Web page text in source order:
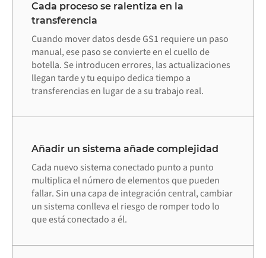
Cada proceso se ralentiza en la
transferencia
Cuando mover datos desde GS1 requiere un paso
manual, ese paso se convierte en el cuello de
botella. Se introducen errores, las actualizaciones
llegan tarde y tu equipo dedica tiempo a
transferencias en lugar de a su trabajo real.
Añadir un sistema añade complejidad
Cada nuevo sistema conectado punto a punto
multiplica el número de elementos que pueden
fallar. Sin una capa de integración central, cambiar
un sistema conlleva el riesgo de romper todo lo
que está conectado a él.